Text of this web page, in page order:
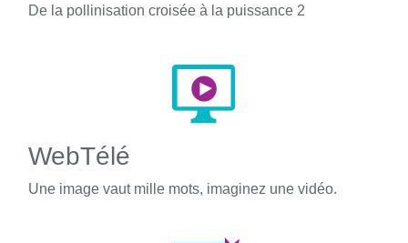
De la pollinisation croisée à la puissance 2
WebTélé
Une image vaut mille mots, imaginez une vidéo.